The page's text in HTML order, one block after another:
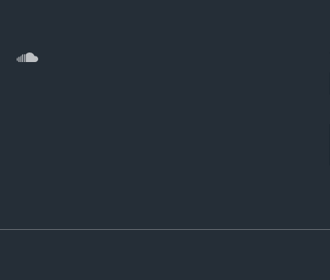
FlickrSoundCloud